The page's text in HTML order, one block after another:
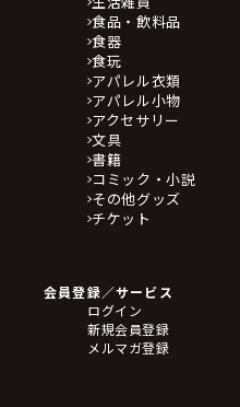
食品・飲料品
食器
食玩
アパレル衣類
アパレル小物
アクセサリー
文具
書籍
コミック・小説
その他グッズ
チケット
会員登録／サービス
ログイン
新規会員登録
メルマガ登録